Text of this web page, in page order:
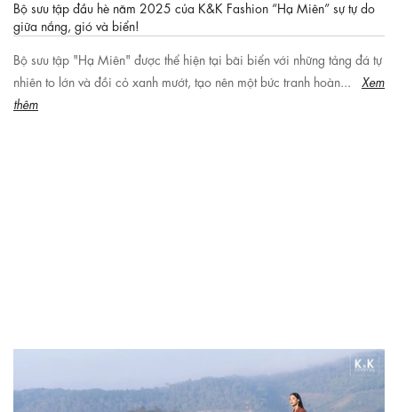
Bộ sưu tập đầu hè năm 2025 của K&K Fashion “Hạ Miên” sự tự do
giữa nắng, gió và biển!
Bộ sưu tập "Hạ Miên" được thể hiện tại bãi biển với những tảng đá tự
nhiên to lớn và đồi cỏ xanh mướt, tạo nên một bức tranh hoàn...
Xem
thêm